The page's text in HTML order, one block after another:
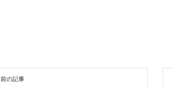
前の記事